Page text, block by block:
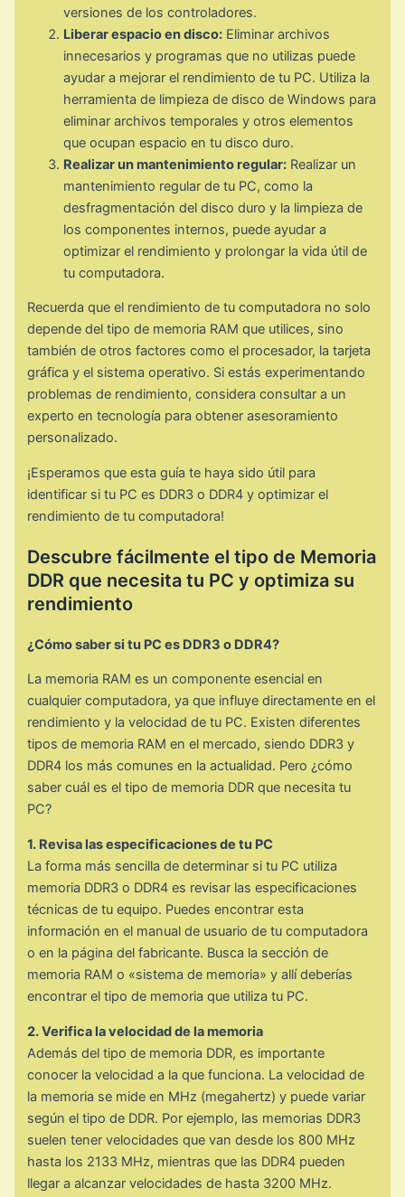
versiones de los controladores.
Liberar espacio en disco: Eliminar archivos
innecesarios y programas que no utilizas puede
ayudar a mejorar el rendimiento de tu PC. Utiliza la
herramienta de limpieza de disco de Windows para
eliminar archivos temporales y otros elementos
que ocupan espacio en tu disco duro.
Realizar un mantenimiento regular: Realizar un
mantenimiento regular de tu PC, como la
desfragmentación del disco duro y la limpieza de
los componentes internos, puede ayudar a
optimizar el rendimiento y prolongar la vida útil de
tu computadora.
Recuerda que el rendimiento de tu computadora no solo
depende del tipo de memoria RAM que utilices, sino
también de otros factores como el procesador, la tarjeta
gráfica y el sistema operativo. Si estás experimentando
problemas de rendimiento, considera consultar a un
experto en tecnología para obtener asesoramiento
personalizado.
¡Esperamos que esta guía te haya sido útil para
identificar si tu PC es DDR3 o DDR4 y optimizar el
rendimiento de tu computadora!
Descubre fácilmente el tipo de Memoria
DDR que necesita tu PC y optimiza su
rendimiento
¿Cómo saber si tu PC es DDR3 o DDR4?
La memoria RAM es un componente esencial en
cualquier computadora, ya que influye directamente en el
rendimiento y la velocidad de tu PC. Existen diferentes
tipos de memoria RAM en el mercado, siendo DDR3 y
DDR4 los más comunes en la actualidad. Pero ¿cómo
saber cuál es el tipo de memoria DDR que necesita tu
PC?
1. Revisa las especificaciones de tu PC
La forma más sencilla de determinar si tu PC utiliza
memoria DDR3 o DDR4 es revisar las especificaciones
técnicas de tu equipo. Puedes encontrar esta
información en el manual de usuario de tu computadora
o en la página del fabricante. Busca la sección de
memoria RAM o «sistema de memoria» y allí deberías
encontrar el tipo de memoria que utiliza tu PC.
2. Verifica la velocidad de la memoria
Además del tipo de memoria DDR, es importante
conocer la velocidad a la que funciona. La velocidad de
la memoria se mide en MHz (megahertz) y puede variar
según el tipo de DDR. Por ejemplo, las memorias DDR3
suelen tener velocidades que van desde los 800 MHz
hasta los 2133 MHz, mientras que las DDR4 pueden
llegar a alcanzar velocidades de hasta 3200 MHz.